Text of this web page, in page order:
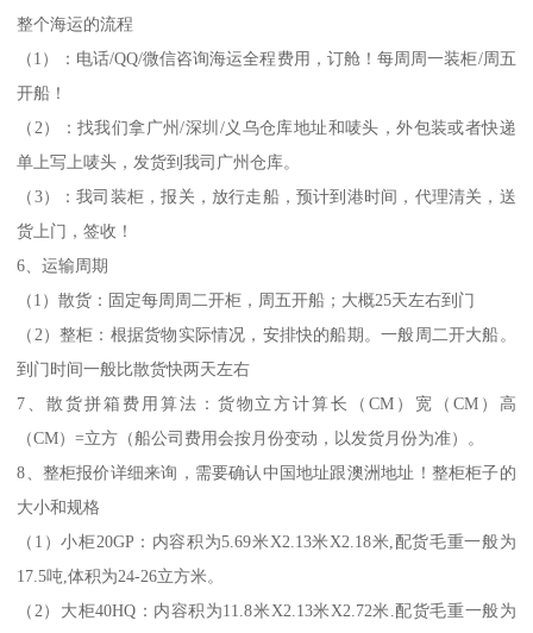
整个海运的流程
（1）：电话/QQ/微信咨询海运全程费用，订舱！每周周一装柜/周五
开船！
（2）：找我们拿广州/深圳/义乌仓库地址和唛头，外包装或者快递
单上写上唛头，发货到我司广州仓库。
（3）：我司装柜，报关，放行走船，预计到港时间，代理清关，送
货上门，签收！
6、运输周期
（1）散货：固定每周周二开柜，周五开船；大概25天左右到门
（2）整柜：根据货物实际情况，安排快的船期。一般周二开大船。
到门时间一般比散货快两天左右
7、散货拼箱费用算法：货物立方计算长（CM）宽（CM）高
（CM）=立方（船公司费用会按月份变动，以发货月份为准）。
8、整柜报价详细来询，需要确认中国地址跟澳洲地址！整柜柜子的
大小和规格
（1）小柜20GP：内容积为5.69米X2.13米X2.18米,配货毛重一般为
17.5吨,体积为24-26立方米。
（2）大柜40HQ：内容积为11.8米X2.13米X2.72米.配货毛重一般为